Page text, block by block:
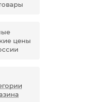
цены